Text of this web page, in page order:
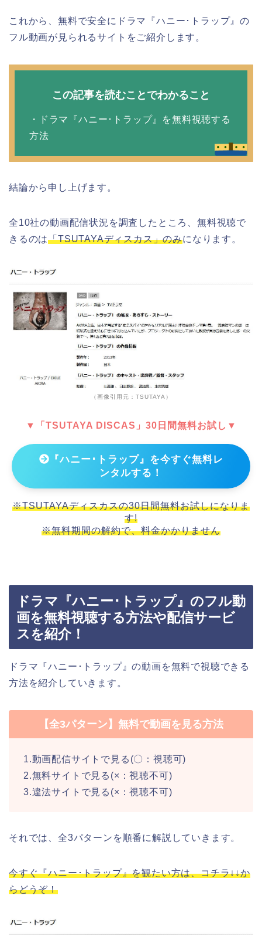
これから、無料で安全にドラマ『ハニー･トラップ』の
フル動画が見られるサイトをご紹介します。
この記事を読むことでわかること
・ドラマ『ハニー･トラップ』を無料視聴する
方法
結論から申し上げます。
全10社の動画配信状況を調査したところ、無料視聴で
きるのは「TSUTAYAディスカス」のみになります。
（画像引用元：TSUTAYA）
▼「TSUTAYA DISCAS」30日間無料お試し▼
『ハニー･トラップ』を今すぐ無料レ
ンタルする！
※TSUTAYAディスカスの30日間無料お試しになりま
す!
※無料期間の解約で、料金かかりません
ドラマ『ハニー･トラップ』のフル動
画を無料視聴する方法や配信サービ
スを紹介！
ドラマ『ハニー･トラップ』の動画を無料で視聴できる
方法を紹介していきます。
【全3パターン】無料で動画を見る方法
1.動画配信サイトで見る(〇：視聴可)
2.無料サイトで見る(×：視聴不可)
3.違法サイトで見る(×：視聴不可)
それでは、全3パターンを順番に解説していきます。
今すぐ『ハニー･トラップ』を観たい方は、コチラ↓↓か
らどうぞ！